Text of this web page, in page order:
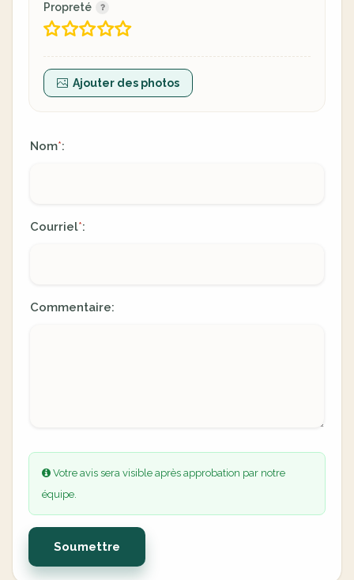
Propreté
Ajouter des photos
Nom*:
Courriel*:
Commentaire:
Votre avis sera visible après approbation par notre
équipe.
Soumettre